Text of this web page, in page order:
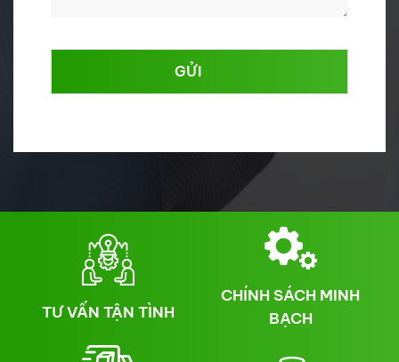
GỬI
TƯ VẤN TẬN TÌNH
CHÍNH SÁCH MINH
BẠCH